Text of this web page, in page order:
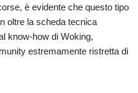
è evidente che questo tipo
oltre la scheda tecnica
know-how di Woking,
estremamente ristretta di